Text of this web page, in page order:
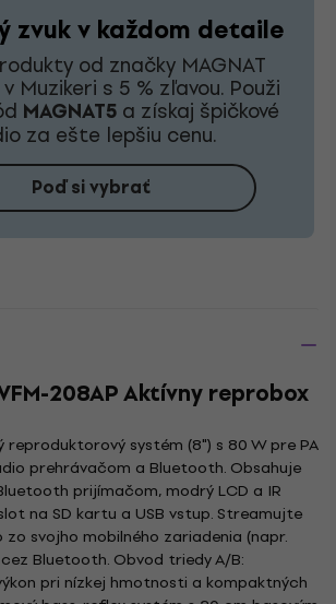
zvuk v každom detaile
od značky MAGNAT
Muzikeri s 5 % zľavou. Použi
MAGNAT5a získaj špičkové
za ešte lepšiu cenu.
Poď si vybrať
208AP Aktívny reprobox
reproduktorový systém (8") s 80 W pre PA
prehrávačom a Bluetooth. Obsahuje
prijímačom, modrý LCD a IR
na SD kartu a USB vstup. Streamujte
svojho mobilného zariadenia (napr.
Bluetooth. Obvod triedy A/B:
pri nízkej hmotnosti a kompaktných